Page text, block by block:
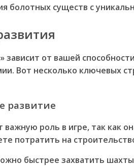
болотных существ с
зависит от вашей
Вот несколько ключевых
развитие
важную роль в игре, так как
потратить на
быстрее захватить